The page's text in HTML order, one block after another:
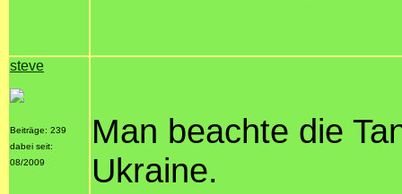
steve
Beiträge: 239
dabei seit:
08/2009
Man beachte die
Ukraine.